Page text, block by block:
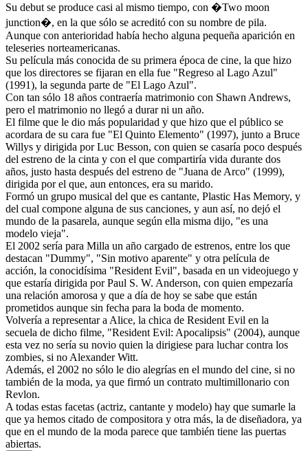
Su debut se produce casi al mismo tiempo, con �Two moon
junction�, en la que sólo se acreditó con su nombre de pila.
Aunque con anterioridad había hecho alguna pequeña aparición en
teleseries norteamericanas.
Su película más conocida de su primera época de cine, la que hizo
que los directores se fijaran en ella fue "Regreso al Lago Azul"
(1991), la segunda parte de "El Lago Azul".
Con tan sólo 18 años contraería matrimonio con Shawn Andrews,
pero el matrimonio no llegó a durar ni un año.
El filme que le dio más popularidad y que hizo que el público se
acordara de su cara fue "El Quinto Elemento" (1997), junto a Bruce
Willys y dirigida por Luc Besson, con quien se casaría poco después
del estreno de la cinta y con el que compartiría vida durante dos
años, justo hasta después del estreno de "Juana de Arco" (1999),
dirigida por el que, aun entonces, era su marido.
Formó un grupo musical del que es cantante, Plastic Has Memory, y
del cual compone alguna de sus canciones, y aun así, no dejó el
mundo de la pasarela, aunque según ella misma dijo, "es una
modelo vieja".
El 2002 sería para Milla un año cargado de estrenos, entre los que
destacan "Dummy", "Sin motivo aparente" y otra película de
acción, la conocidísima "Resident Evil", basada en un videojuego y
que estaría dirigida por Paul S. W. Anderson, con quien empezaría
una relación amorosa y que a día de hoy se sabe que están
prometidos aunque sin fecha para la boda de momento.
Volvería a representar a Alice, la chica de Resident Evil en la
secuela de dicho filme, "Resident Evil: Apocalipsis" (2004), aunque
esta vez no sería su novio quien la dirigiese para luchar contra los
zombies, si no Alexander Witt.
Además, el 2002 no sólo le dio alegrías en el mundo del cine, si no
también de la moda, ya que firmó un contrato multimillonario con
Revlon.
A todas estas facetas (actriz, cantante y modelo) hay que sumarle la
que ya hemos citado de compositora y otra más, la de diseñadora, ya
que en el mundo de la moda parece que también tiene las puertas
abiertas.